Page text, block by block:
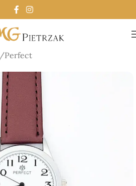
/Perfect